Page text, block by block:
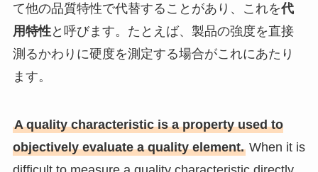
て他の品質特性で代替することがあり、これを代
用特性と呼びます。たとえば、製品の強度を直接
測るかわりに硬度を測定する場合がこれにあたり
ます。
A quality characteristic is a property used to
objectively evaluate a quality element.When it is